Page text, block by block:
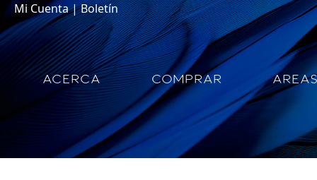
Mi Cuenta|Boletín
ACERCA COMPRAR